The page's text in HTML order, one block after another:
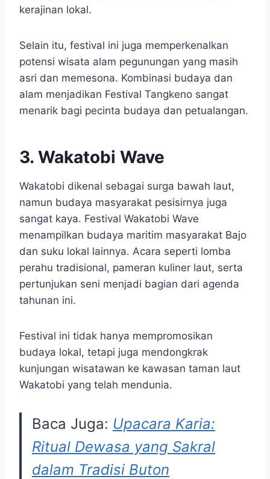
kerajinan lokal.
Selain itu, festival ini juga memperkenalkan
potensi wisata alam pegunungan yang masih
asri dan memesona. Kombinasi budaya dan
alam menjadikan Festival Tangkeno sangat
menarik bagi pecinta budaya dan petualangan.
3. Wakatobi Wave
Wakatobi dikenal sebagai surga bawah laut,
namun budaya masyarakat pesisirnya juga
sangat kaya. Festival Wakatobi Wave
menampilkan budaya maritim masyarakat Bajo
dan suku lokal lainnya. Acara seperti lomba
perahu tradisional, pameran kuliner laut, serta
pertunjukan seni menjadi bagian dari agenda
tahunan ini.
Festival ini tidak hanya mempromosikan
budaya lokal, tetapi juga mendongkrak
kunjungan wisatawan ke kawasan taman laut
Wakatobi yang telah mendunia.
Baca Juga: Upacara Karia:
Ritual Dewasa yang Sakral
dalam Tradisi Buton